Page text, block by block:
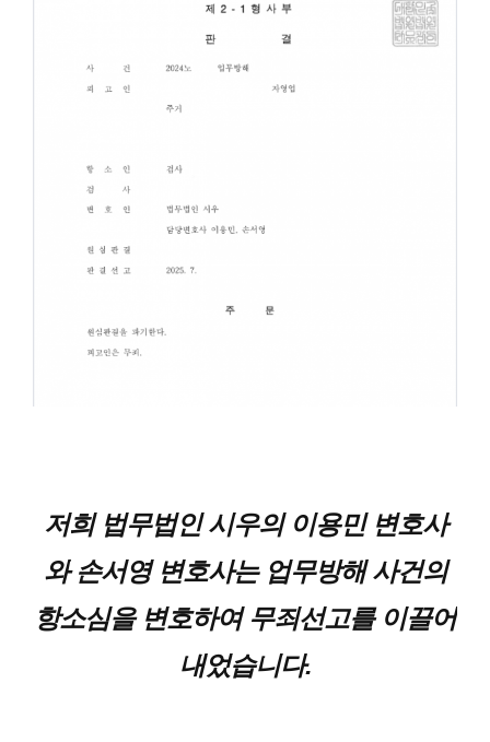
저희 법무법인 시우의 이용민 변호사
와 손서영 변호사는 업무방해 사건의
항소심을 변호하여 무죄선고를 이끌어
내었습니다.